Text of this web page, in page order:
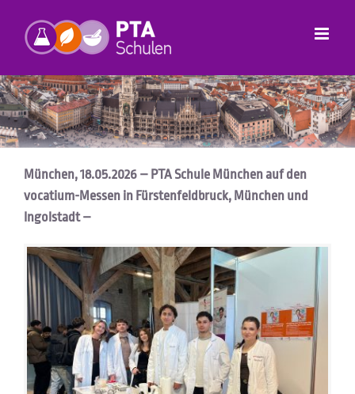
Inhalt
springen
München, 18.05.2026 – PTA Schule München auf den
vocatium-Messen in Fürstenfeldbruck, München und
Ingolstadt –